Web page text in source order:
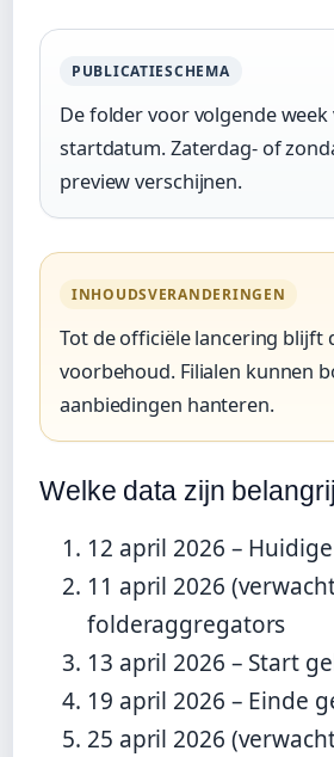
PUBLICATIESCHEMA
De folder voor volgende
startdatum. Zaterdag- of
preview verschijnen.
INHOUDSVERANDERINGEN
Tot de officiële lancering blijft
voorbehoud. Filialen kunnen
aanbiedingen hanteren.
Welke data zijn
12 april 2026 –
11 april 2026
folderaggregators
13 april 2026 – Start
19 april 2026 – Einde
25 april 2026